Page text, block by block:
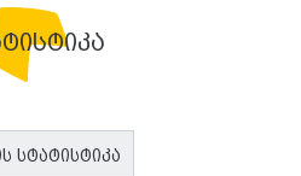
სტატისტიკა